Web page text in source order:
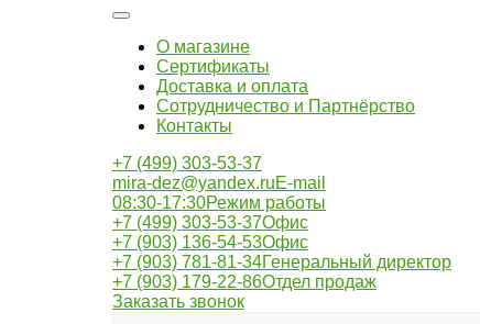
О магазине
Сертификаты
Доставка и оплата
Сотрудничество и Партнёрство
Контакты
+7 (499) 303-53-37
mira-dez@yandex.ruE-mail
08:30-17:30Режим работы
+7 (499) 303-53-37Офис
+7 (903) 136-54-53Офис
+7 (903) 781-81-34Генеральный директор
+7 (903) 179-22-86Отдел продаж
Заказать звонок